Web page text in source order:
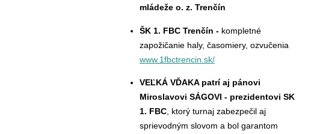
mládeže o. z. Trenčín
ŠK 1. FBC Trenčín - kompletné
zapožičanie haly, časomiery, ozvučenia
www.1fbctrencin.sk/
VEĽKÁ VĎAKA patrí aj pánovi
Miroslavovi SÁGOVI - prezidentovi SK
1. FBC , ktorý turnaj zabezpečil aj
sprievodným slovom a bol garantom